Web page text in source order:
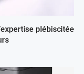
plébiscitée